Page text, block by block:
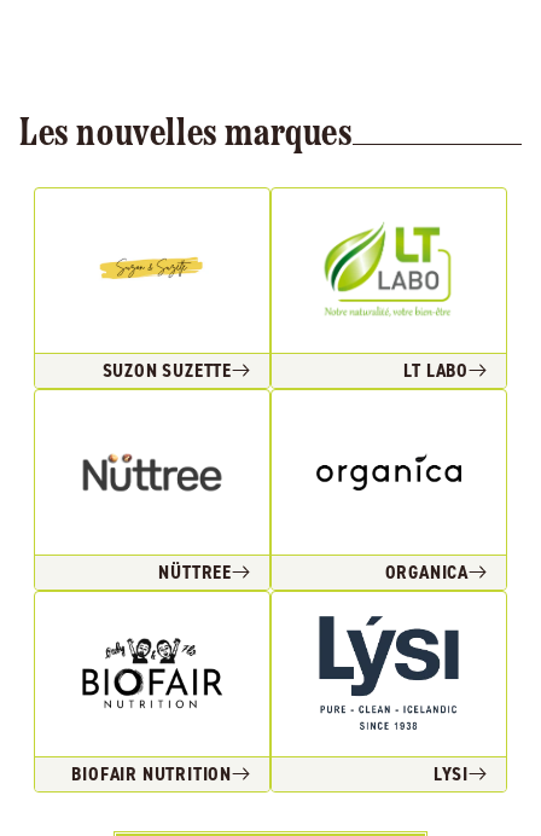
Les nouvelles marques
SUZON SUZETTE LT LABO
NÜTTREE ORGANICA
BIOFAIR NUTRITION LYSI